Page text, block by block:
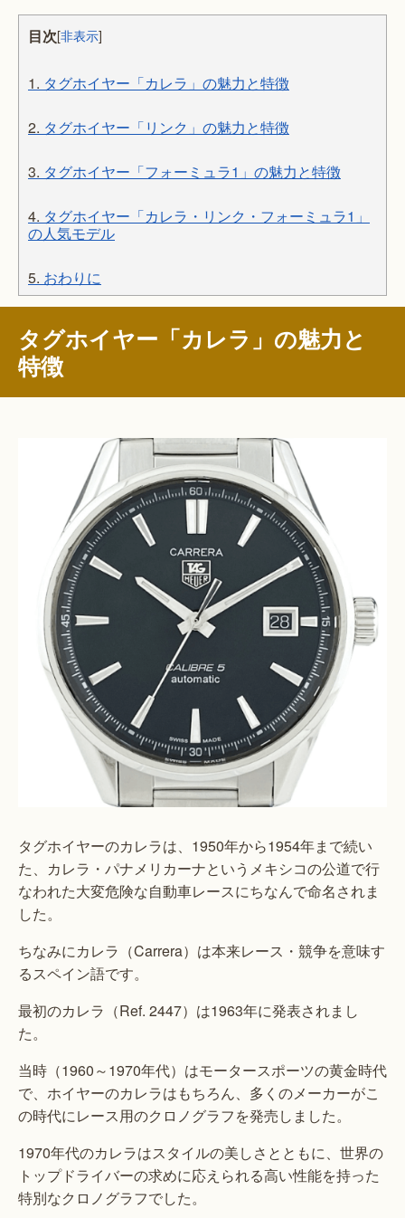
目次[非表示]
1. タグホイヤー「カレラ」の魅力と特徴
2. タグホイヤー「リンク」の魅力と特徴
3. タグホイヤー「フォーミュラ1」の魅力と特徴
4. タグホイヤー「カレラ・リンク・フォーミュラ1」
の人気モデル
5. おわりに
タグホイヤー「カレラ」の魅力と
特徴
タグホイヤーのカレラは、1950年から1954年まで続い
た、カレラ・パナメリカーナというメキシコの公道で行
なわれた大変危険な自動車レースにちなんで命名されま
した。
ちなみにカレラ（Carrera）は本来レース・競争を意味す
るスペイン語です。
最初のカレラ（Ref. 2447）は1963年に発表されまし
た。
当時（1960～1970年代）はモータースポーツの黄金時代
で、ホイヤーのカレラはもちろん、多くのメーカーがこ
の時代にレース用のクロノグラフを発売しました。
1970年代のカレラはスタイルの美しさとともに、世界の
トップドライバーの求めに応えられる高い性能を持った
特別なクロノグラフでした。